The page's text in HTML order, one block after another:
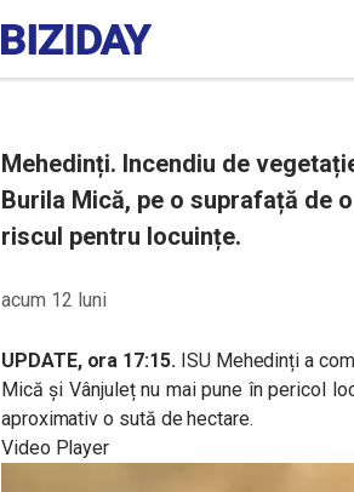
Mehedinți. Incendiu de
Burila Mică, pe o suprafață de
riscul pentru locuințe.
acum 12 luni
UPDATE, ora 17:15. ISU Mehedinți a
Mică și Vânjuleț nu mai pune în pericol
aproximativ o sută de hectare.
Video Player